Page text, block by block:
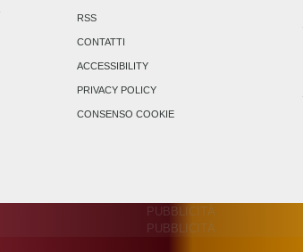
RSS
CONTATTI
ACCESSIBILITY
PRIVACY POLICY
CONSENSO COOKIE